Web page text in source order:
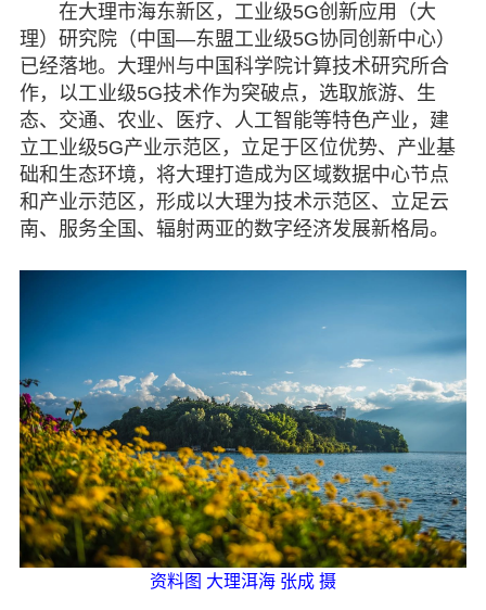
在大理市海东新区，工业级5G创新应用（大
理）研究院（中国—东盟工业级5G协同创新中心）
已经落地。大理州与中国科学院计算技术研究所合
作，以工业级5G技术作为突破点，选取旅游、生
态、交通、农业、医疗、人工智能等特色产业，建
立工业级5G产业示范区，立足于区位优势、产业基
础和生态环境，将大理打造成为区域数据中心节点
和产业示范区，形成以大理为技术示范区、立足云
南、服务全国、辐射两亚的数字经济发展新格局。
资料图 大理洱海 张成 摄